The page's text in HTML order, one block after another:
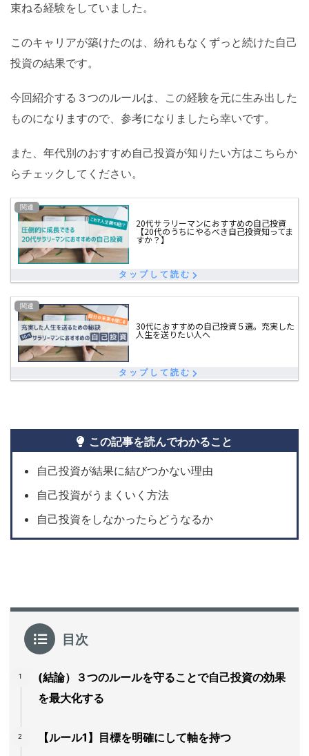
束ねる経験をしていました。
このキャリアが築けたのは、紛れもなくずっと続けた自己
投資の結果です。
今回紹介する３つのルールは、この経験を元に生み出した
ものになりますので、参考になりましたら幸いです。
また、年代別のおすすめ自己投資が知りたい方はこちらか
らチェックしてください。
20代サラリーマンにおすすめの自己投資
【20代のうちにやるべき自己投資知ってま
すか？】
30代におすすめの自己投資５選。充実した
人生を送りたい人へ
この記事を読んでわかること
自己投資が結果に結びつかない理由
自己投資がうまくいく方法
自己投資をしなかったらどうなるか
目次
(結論）３つのルールを守ることで自己投資の効果
を最大化する
【ルール1】目標を明確にして軸を持つ